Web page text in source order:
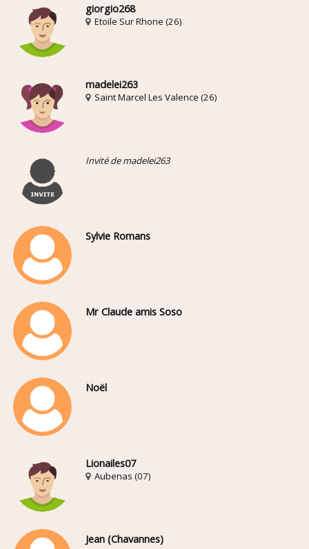
giorgio268
Etoile Sur Rhone (26)
madelei263
Saint Marcel Les Valence (26)
Invité de madelei263
Sylvie Romans
Mr Claude amis Soso
Noël
Lionailes07
Aubenas (07)
Jean (Chavannes)